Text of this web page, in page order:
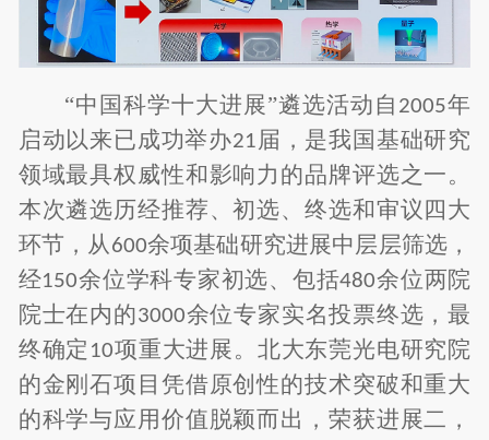
“中国科学十大进展”遴选活动自 2005年
启动以来已成功举办21届，是我国基础研究
领域最具权威性和影响力的品牌评选之一。
本次遴选历经推荐、初选、终选和审议四大
环节，从600余项基础研究进展中层层筛选，
经150余位学科专家初选、包括480余位两院
院士在内的3000余位专家实名投票终选，最
终确定 10项重大进展。北大东莞光电研究院
的金刚石项目凭借原创性的技术突破和重大
的科学与应用价值脱颖而出，荣获进展二，